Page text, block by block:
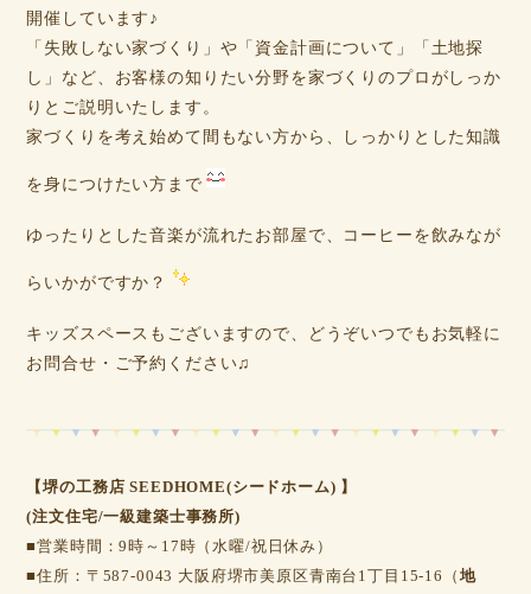
開催しています♪
「失敗しない家づくり」や「資金計画について」「土地探
し」など、お客様の知りたい分野を家づくりのプロがしっか
りとご説明いたします。
家づくりを考え始めて間もない方から、しっかりとした知識
を身につけたい方まで
ゆったりとした音楽が流れたお部屋で、コーヒーを飲みなが
らいかがですか？
キッズスペースもございますので、どうぞいつでもお気軽に
お問合せ・ご予約ください♫
【堺の工務店 SEEDHOME(シードホーム) 】
(注文住宅/一級建築士事務所)
■営業時間：9時～17時（水曜/祝日休み）
■住所：〒587-0043 大阪府堺市美原区青南台1丁目15-16（ 地